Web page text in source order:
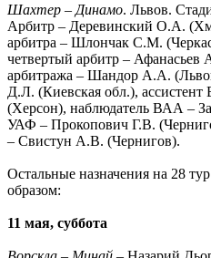
Шахтер – Динамо. Львов.
Арбитр – Деревинский О.А.
арбитра – Шлончак С.М.
четвертый арбитр – Афанасьев
арбитража – Шандор А.А.
Д.Л. (Киевская обл.),
(Херсон), наблюдатель ВАА –
УАФ – Прокопович Г.В.
– Свистун А.В. (Чернигов).
Остальные назначения на 28
образом:
11 мая, суббота